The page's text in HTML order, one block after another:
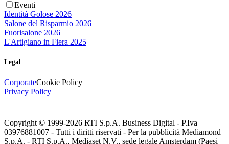
Eventi
Identità Golose 2026
Salone del Risparmio 2026
Fuorisalone 2026
L'Artigiano in Fiera 2025
Legal
CorporateCookie Policy
Privacy Policy
Copyright © 1999-2026 RTI S.p.A. Business Digital - P.Iva
03976881007 - Tutti i diritti riservati - Per la pubblicità Mediamond
S.p.A. - RTI S.p.A., Mediaset N.V., sede legale Amsterdam (Paesi